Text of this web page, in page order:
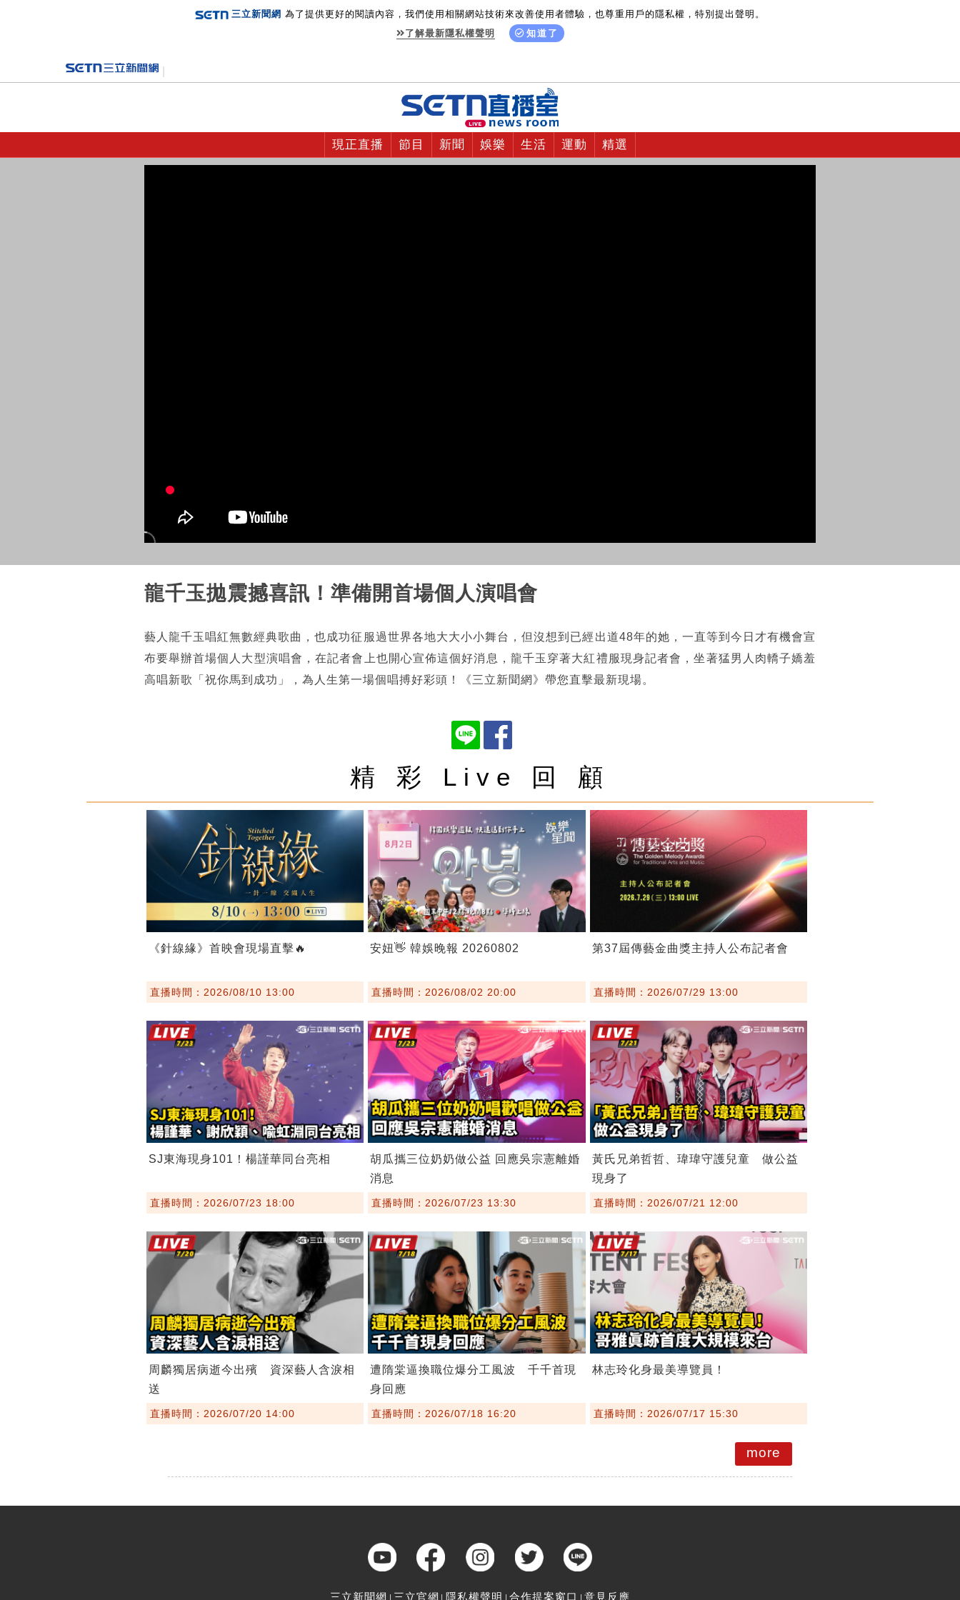
三立新聞網 為了提供更好的閱讀內容，我們使用相關網站技術來改善使用者體驗，也尊重用戶的隱私權，特別提出聲明。
了解最新隱私權聲明
知道了
現正直播 節目 新聞 娛樂 生活 運動 精選
龍千玉拋震撼喜訊！準備開首場個人演唱會
藝人龍千玉唱紅無數經典歌曲，也成功征服過世界各地大大小小舞台，但沒想到已經出道48年的她，一直等到今日才有機會宣
布要舉辦首場個人大型演唱會，在記者會上也開心宣佈這個好消息，龍千玉穿著大紅禮服現身記者會，坐著猛男人肉轎子嬌羞
高唱新歌「祝你馬到成功」，為人生第一場個唱搏好彩頭！《三立新聞網》帶您直擊最新現場。
精 彩 Live 回 顧
《針線緣》首映會現場直擊🔥
直播時間：2026/08/10 13:00
安妞👋 韓娛晚報 20260802
直播時間：2026/08/02 20:00
第37屆傳藝金曲獎主持人公布記者會
直播時間：2026/07/29 13:00
SJ東海現身101！楊謹華同台亮相
直播時間：2026/07/23 18:00
胡瓜攜三位奶奶做公益 回應吳宗憲離婚
消息
直播時間：2026/07/23 13:30
黃氏兄弟哲哲、瑋瑋守護兒童 做公益
現身了
直播時間：2026/07/21 12:00
周麟獨居病逝今出殯 資深藝人含淚相
送
直播時間：2026/07/20 14:00
遭隋棠逼換職位爆分工風波 千千首現
身回應
直播時間：2026/07/18 16:20
林志玲化身最美導覽員！
直播時間：2026/07/17 15:30
more
三立新聞網 三立官網 隱私權聲明 合作提案窗口 意見反應